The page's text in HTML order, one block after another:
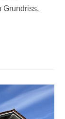
Grundriss,